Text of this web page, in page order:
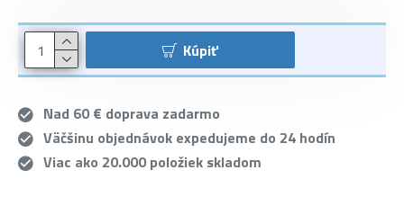
Kúpiť
Nad 60 € doprava zadarmo
Väčšinu objednávok expedujeme do 24 hodín
Viac ako 20.000 položiek skladom